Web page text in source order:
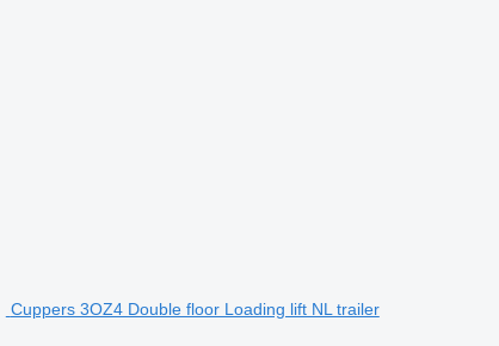
Cuppers 3OZ4 Double floor Loading lift NL trailer